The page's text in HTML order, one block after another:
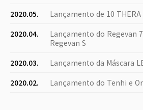
2020.05.
Lançamento de 10 THERA
2020.04.
Lançamento do Regevan
Regevan S
2020.03.
Lançamento da Máscara
2020.02.
Lançamento do Tenhi e